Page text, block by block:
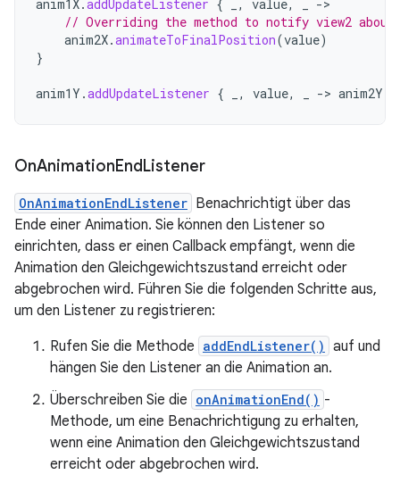
anim1X.addUpdateListener { , value, -
// Overriding the method to notify view2
anim2X.animateToFinalPosition(value)
}
anim1Y .addUpdateListener { , value, -> anim2Y
OnAnimationEnd Listener
OnAnimationEndListener Benachrichtigt über das
Ende einer Animation. Sie können den Listener so
einrichten, dass er einen Callback empfängt, wenn die
Animation den Gleichgewichtszustand erreicht oder
abgebrochen wird. Führen Sie die folgenden Schritte aus,
um den Listener zu registrieren:
Rufen Sie die Methode addEndListener() auf und
hängen Sie den Listener an die Animation an.
Überschreiben Sie die onAnimationEnd() -
Methode, um eine Benachrichtigung zu erhalten,
wenn eine Animation den Gleichgewichtszustand
erreicht oder abgebrochen wird.